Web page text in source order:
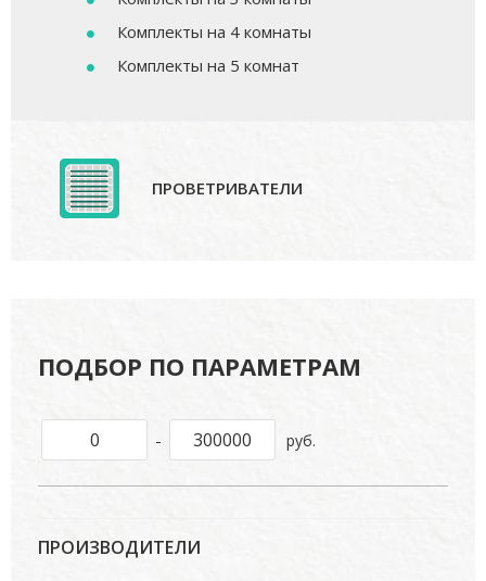
Комплекты на 4 комнаты
Комплекты на 5 комнат
ПРОВЕТРИВАТЕЛИ
ПОДБОР ПО ПАРАМЕТРАМ
- руб.
ПРОИЗВОДИТЕЛИ